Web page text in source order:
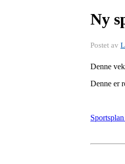
Ny
Postet av
Denne
Denne er